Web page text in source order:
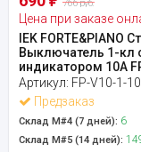
766 руб.
Цена при заказе
IEK FORTE&PIANO
Выключатель 1-кл
индикатором 10А
Артикул: FP-V10-1-
Предзаказ
Склад М#4 (7 дней): 6
Склад М#5 (14 дней):